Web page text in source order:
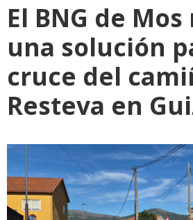
El BNG de
una solución
cruce del
Resteva en